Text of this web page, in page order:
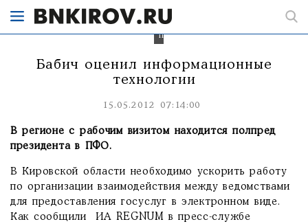
бюрократических
препон.
Бабич оценил информационные
технологии
15.05.2012 07:14:00
В регионе с рабочим визитом находится полпред
президента в ПФО.
В Кировской области необходимо ускорить работу
по организации взаимодействия между ведомствами
для предоставления госуслуг в электронном виде.
Как сообщили ИА REGNUM в пресс-службе